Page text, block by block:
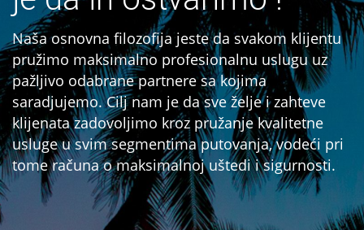
Naša osnovna filozofija jeste da svakom klijentu
pružimo maksimalno profesionalnu uslugu uz
pažljivo odabrane partnere sa kojima
saradjujemo. Cilj nam je da sve želje i zahteve
klijenata zadovoljimo kroz pružanje kvalitetne
usluge u svim segmentima putovanja, vodeći pri
tome računa o maksimalnoj uštedi i sigurnosti.